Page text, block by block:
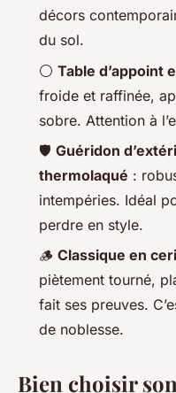
décors
du sol.
⚪ Table d’appoint
froide et raffinée,
sobre. Attention à
🛡️ Guéridon
thermolaqué :
intempéries. Idéal
perdre en style.
🪵 Classique en
piètement tourné,
fait ses preuves.
de noblesse.
Bien choisir